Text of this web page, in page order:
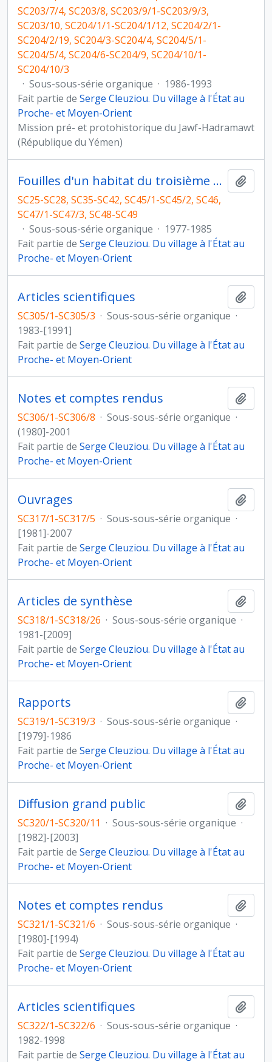
SC203/7/4, SC203/8, SC203/9/1-SC203/9/3,
SC203/10, SC204/1/1-SC204/1/12, SC204/2/1-
SC204/2/19, SC204/3-SC204/4, SC204/5/1-
SC204/5/4, SC204/6-SC204/9, SC204/10/1-
SC204/10/3
· Sous-sous-série organique · 1986-1993
Fait partie de Serge Cleuziou. Du village à l'État au
Proche- et Moyen-Orient
Mission pré- et protohistorique du Jawf-Hadramawt
(République du Yémen)
Fouilles d'un habitat du troisième millénaire à Hili 8
SC25-SC28, SC35-SC42, SC45/1-SC45/2, SC46,
SC47/1-SC47/3, SC48-SC49
· Sous-sous-série organique · 1977-1985
Fait partie de Serge Cleuziou. Du village à l'État au
Proche- et Moyen-Orient
Articles scientifiques
SC305/1-SC305/3 · Sous-sous-série organique ·
1983-[1991]
Fait partie de Serge Cleuziou. Du village à l'État au
Proche- et Moyen-Orient
Notes et comptes rendus
SC306/1-SC306/8 · Sous-sous-série organique ·
(1980]-2001
Fait partie de Serge Cleuziou. Du village à l'État au
Proche- et Moyen-Orient
Ouvrages
SC317/1-SC317/5 · Sous-sous-série organique ·
[1981]-2007
Fait partie de Serge Cleuziou. Du village à l'État au
Proche- et Moyen-Orient
Articles de synthèse
SC318/1-SC318/26 · Sous-sous-série organique ·
1981-[2009]
Fait partie de Serge Cleuziou. Du village à l'État au
Proche- et Moyen-Orient
Rapports
SC319/1-SC319/3 · Sous-sous-série organique ·
[1979]-1986
Fait partie de Serge Cleuziou. Du village à l'État au
Proche- et Moyen-Orient
Diffusion grand public
SC320/1-SC320/11 · Sous-sous-série organique ·
[1982]-[2003]
Fait partie de Serge Cleuziou. Du village à l'État au
Proche- et Moyen-Orient
Notes et comptes rendus
SC321/1-SC321/6 · Sous-sous-série organique ·
[1980]-[1994)
Fait partie de Serge Cleuziou. Du village à l'État au
Proche- et Moyen-Orient
Articles scientifiques
SC322/1-SC322/6 · Sous-sous-série organique ·
1982-1998
Fait partie de Serge Cleuziou. Du village à l'État au